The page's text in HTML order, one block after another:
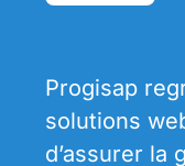
Progisap
solutions
d’assurer la